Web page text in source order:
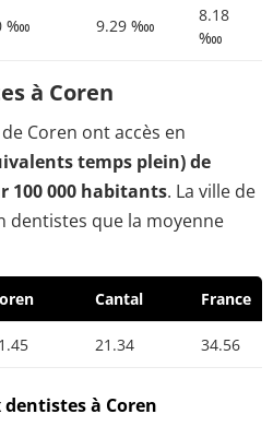
‱ 9.29 ‱
8.18
‱
à Coren
Coren ont accès en
temps plein) de
100 000 habitants. La ville de
dentistes que la moyenne
Cantal France
21.34 34.56
dentistes à Coren